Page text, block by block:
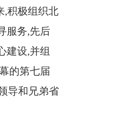
,积极组织北
服务,先后
建设,并组
的第七届
导和兄弟省